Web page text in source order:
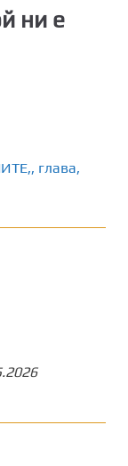
ни е
, глава,